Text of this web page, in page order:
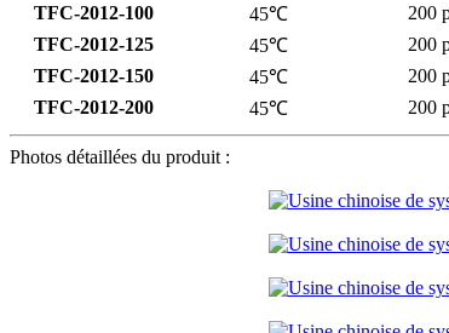
TFC-2012-100
45℃ 200
TFC-2012-125
45℃ 200
TFC-2012-150
45℃ 200
TFC-2012-200
45℃ 200
Photos détaillées du produit :